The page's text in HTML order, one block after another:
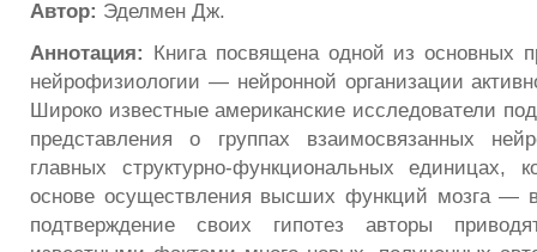
Автор: Эделмен Дж.
Аннотация: Книга посвящена одной из основных
нейрофизиологии — нейронной организации
Широко известные американские исследователи
представления о группах взаимосвязанных
главных структурно-функциональных единицах,
основе осуществления высших функций мозга —
подтверждение своих гипотез авторы